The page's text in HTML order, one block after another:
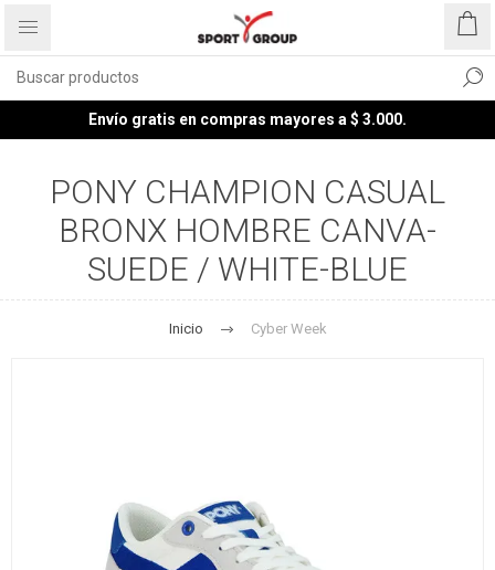
Envío gratis en compras mayores a $ 3.000.
PONY CHAMPION CASUAL
BRONX HOMBRE CANVA-
SUEDE / WHITE-BLUE
Inicio Cyber Week